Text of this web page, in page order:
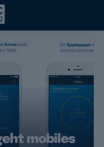
mobiles